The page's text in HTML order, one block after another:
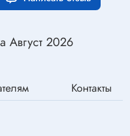
Август 2026
Контакты